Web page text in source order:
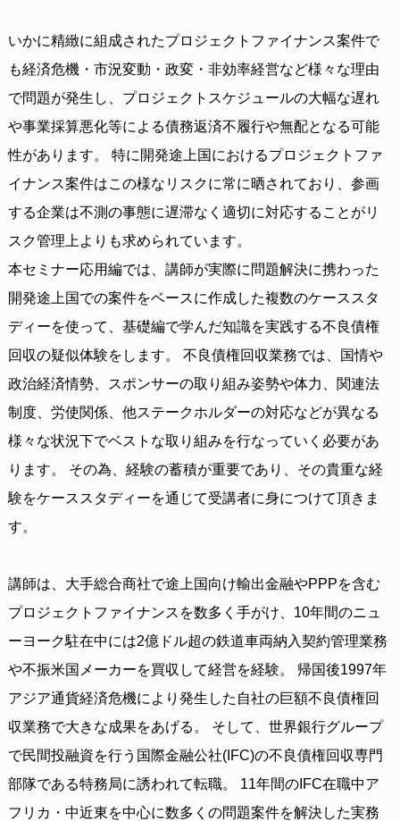
いかに精緻に組成されたプロジェクトファイナンス案件で
も経済危機・市況変動・政変・非効率経営など様々な理由
で問題が発生し、プロジェクトスケジュールの大幅な遅れ
や事業採算悪化等による債務返済不履行や無配となる可能
性があります。 特に開発途上国におけるプロジェクトファ
イナンス案件はこの様なリスクに常に晒されており、参画
する企業は不測の事態に遅滞なく適切に対応することがリ
スク管理上よりも求められています。
本セミナー応用編では、講師が実際に問題解決に携わった
開発途上国での案件をベースに作成した複数のケーススタ
ディーを使って、基礎編で学んだ知識を実践する不良債権
回収の疑似体験をします。 不良債権回収業務では、国情や
政治経済情勢、スポンサーの取り組み姿勢や体力、関連法
制度、労使関係、他ステークホルダーの対応などが異なる
様々な状況下でベストな取り組みを行なっていく必要があ
ります。 その為、経験の蓄積が重要であり、その貴重な経
験をケーススタディーを通じて受講者に身につけて頂きま
す。
講師は、大手総合商社で途上国向け輸出金融やPPPを含む
プロジェクトファイナンスを数多く手がけ、10年間のニュ
ーヨーク駐在中には2億ドル超の鉄道車両納入契約管理業務
や不振米国メーカーを買収して経営を経験。 帰国後1997年
アジア通貨経済危機により発生した自社の巨額不良債権回
収業務で大きな成果をあげる。 そして、世界銀行グループ
で民間投融資を行う国際金融公社(IFC)の不良債権回収専門
部隊である特務局に誘われて転職。 11年間のIFC在職中ア
フリカ・中近東を中心に数多くの問題案件を解決した実務